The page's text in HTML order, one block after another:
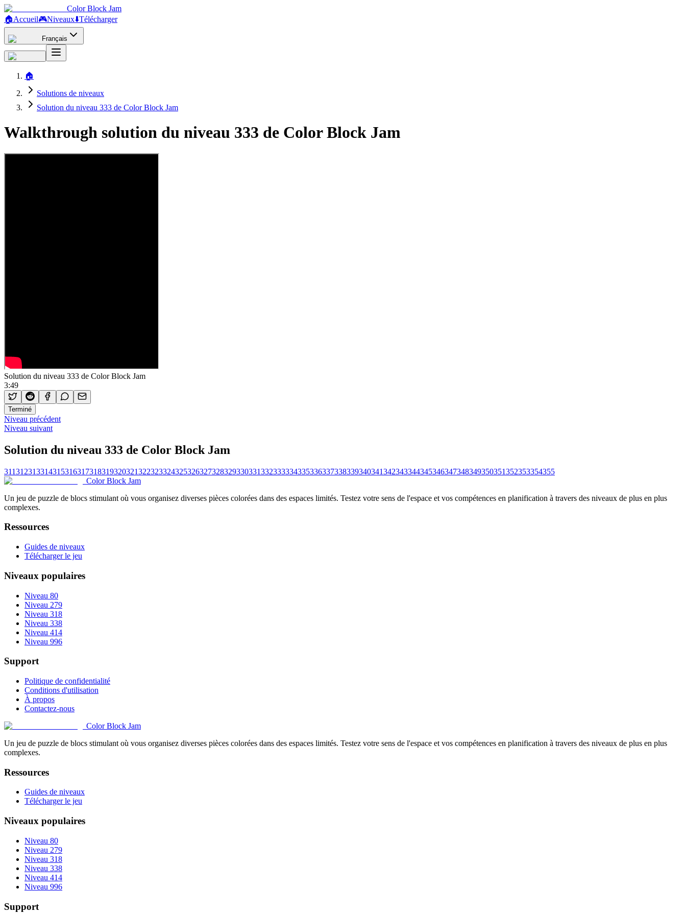
Color Block Jam
🏠Accueil🎮Niveaux⬇️Télécharger
Français
🏠
Solutions de niveaux
Solution du niveau 333 de Color Block Jam
Walkthrough solution du niveau 333 de Color Block Jam
Solution du niveau 333 de Color Block Jam
3:49
Terminé
Niveau précédent
Niveau suivant
Solution du niveau 333 de Color Block Jam
311312313314315316317318319320321322323324325326327328329330331332333334335336337338339340341342343344345346347348349350351352353354355
Color Block Jam
Un jeu de puzzle de blocs stimulant où vous organisez diverses pièces colorées dans des espaces limités. Testez votre sens de l'espace et vos compétences en planification à travers des niveaux de plus en plus
complexes.
Ressources
Guides de niveaux
Télécharger le jeu
Niveaux populaires
Niveau 80
Niveau 279
Niveau 318
Niveau 338
Niveau 414
Niveau 996
Support
Politique de confidentialité
Conditions d'utilisation
À propos
Contactez-nous
Color Block Jam
Un jeu de puzzle de blocs stimulant où vous organisez diverses pièces colorées dans des espaces limités. Testez votre sens de l'espace et vos compétences en planification à travers des niveaux de plus en plus
complexes.
Ressources
Guides de niveaux
Télécharger le jeu
Niveaux populaires
Niveau 80
Niveau 279
Niveau 318
Niveau 338
Niveau 414
Niveau 996
Support